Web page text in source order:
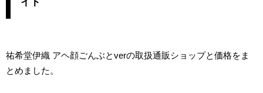
祐希堂伊織 アヘ顔ごんぶとverの取扱通販ショップと価格をま
とめました。